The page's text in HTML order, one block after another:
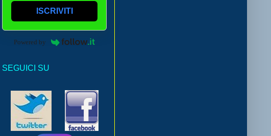
ISCRIVITI
Powered by
SEGUICI SU